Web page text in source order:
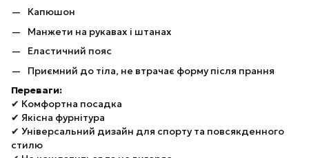
Капюшон
Манжети на рукавах і штанах
Еластичний пояс
Приємний до тіла, не втрачає форму після прання
Переваги:
✔ Комфортна посадка
✔ Якісна фурнітура
✔ Універсальний дизайн для спорту та повсякденного
стилю